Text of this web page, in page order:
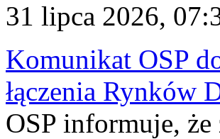
31 lipca 2026,
Komunikat OSP
łączenia Rynków
OSP informuje, że